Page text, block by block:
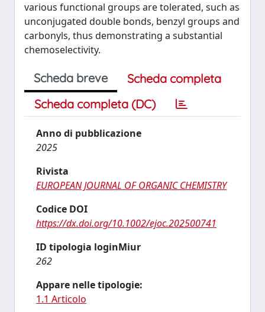
various functional groups are tolerated, such as
unconjugated double bonds, benzyl groups and
carbonyls, thus demonstrating a substantial
chemoselectivity.
Scheda breve
Scheda completa
Scheda completa (DC)
Anno di pubblicazione
2025
Rivista
EUROPEAN JOURNAL OF ORGANIC CHEMISTRY
Codice DOI
https://dx.doi.org/10.1002/ejoc.202500741
ID tipologia loginMiur
262
Appare nelle tipologie:
1.1 Articolo